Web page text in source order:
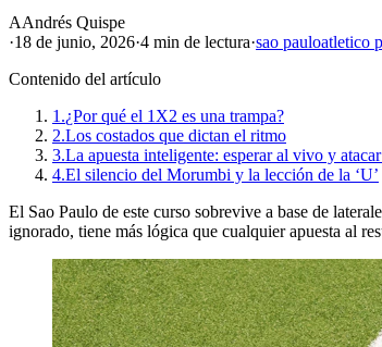
AAndrés Quispe
·18 de junio, 2026·4 min de lectura·sao pauloatletico
Contenido del artículo
1.¿Por qué el 1X2 es una trampa?
2.Los costados que dictan el ritmo
3.La apuesta inteligente: esperar al vivo y
4.El silencio del Morumbi y la lección de la ‘U’
El Sao Paulo de este curso sobrevive a base de
ignorado, tiene más lógica que cualquier apuesta al